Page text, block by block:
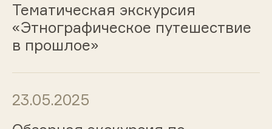
Тематическая экскурсия
«Этнографическое путешествие
в прошлое»
23.05.2025